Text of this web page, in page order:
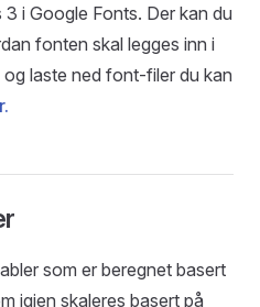
i Google Fonts. Der kan du
fonten skal legges inn i
laste ned font-filer du kan
som er beregnet basert
igjen skaleres basert på